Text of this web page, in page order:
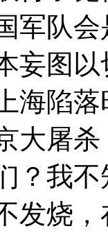
军队
妄图
海陷
大屠
？我
发烧